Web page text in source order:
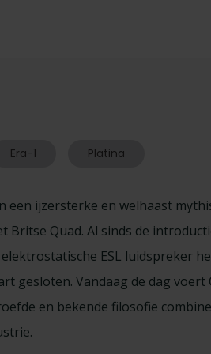
Era-1 Platina
een ijzersterke en welhaast
Quad. Al sinds de
ESL luidspreker
gesloten. Vandaag de dag voert
en bekende filosofie